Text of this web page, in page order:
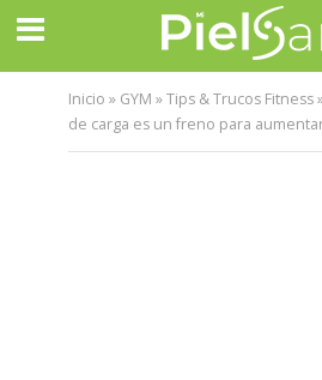
Inicio » GYM »Tips & Trucos Fitness
de carga es un freno para